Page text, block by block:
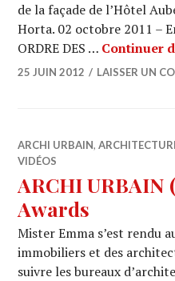
de la façade de l’Hôtel
Horta. 02 octobre 2011 –
ORDRE DES … Continuer
25 JUIN 2012 LAISSER UN
ARCHI URBAIN,
VIDÉOS
ARCHI URBAIN
Awards
Mister Emma s’est rendu
immobiliers et des
suivre les bureaux